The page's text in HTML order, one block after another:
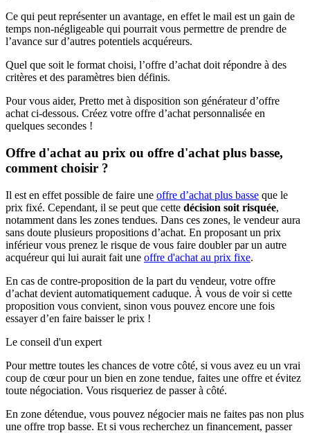
Ce qui peut représenter un avantage, en effet le mail est un gain de
temps non-négligeable qui pourrait vous permettre de prendre de
l’avance sur d’autres potentiels acquéreurs.
Quel que soit le format choisi, l’offre d’achat doit répondre à des
critères et des paramètres bien définis.
Pour vous aider, Pretto met à disposition son générateur d’offre
achat ci-dessous. Créez votre offre d’achat personnalisée en
quelques secondes !
Offre d'achat au prix ou offre d'achat plus basse,
comment choisir ?
Il est en effet possible de faire une offre d’achat plus basse que le
prix fixé. Cependant, il se peut que cette décision soit risquée,
notamment dans les zones tendues. Dans ces zones, le vendeur aura
sans doute plusieurs propositions d’achat. En proposant un prix
inférieur vous prenez le risque de vous faire doubler par un autre
acquéreur qui lui aurait fait une offre d'achat au prix fixe.
En cas de contre-proposition de la part du vendeur, votre offre
d’achat devient automatiquement caduque. À vous de voir si cette
proposition vous convient, sinon vous pouvez encore une fois
essayer d’en faire baisser le prix !
Le conseil d'un expert
Pour mettre toutes les chances de votre côté, si vous avez eu un vrai
coup de cœur pour un bien en zone tendue, faites une offre et évitez
toute négociation. Vous risqueriez de passer à côté.
En zone détendue, vous pouvez négocier mais ne faites pas non plus
une offre trop basse. Et si vous recherchez un financement, passer